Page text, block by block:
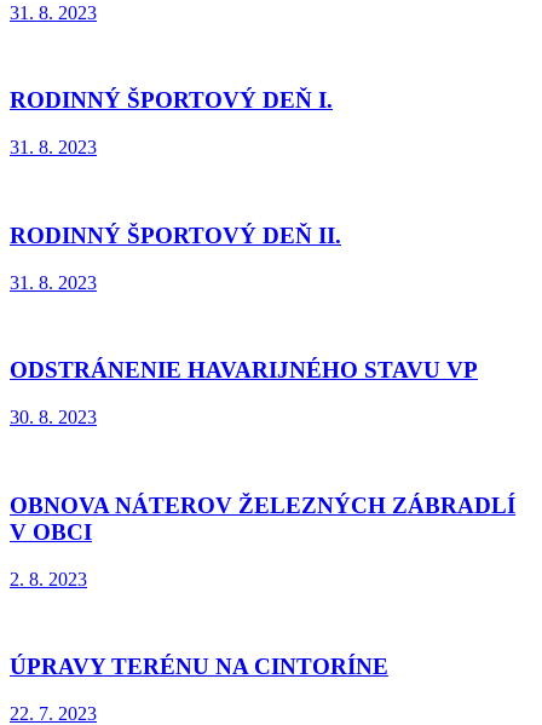
31. 8. 2023
RODINNÝ ŠPORTOVÝ DEŇ I.
31. 8. 2023
RODINNÝ ŠPORTOVÝ DEŇ II.
31. 8. 2023
ODSTRÁNENIE HAVARIJNÉHO STAVU VP
30. 8. 2023
OBNOVA NÁTEROV ŽELEZNÝCH ZÁBRADLÍ
V OBCI
2. 8. 2023
ÚPRAVY TERÉNU NA CINTORÍNE
22. 7. 2023